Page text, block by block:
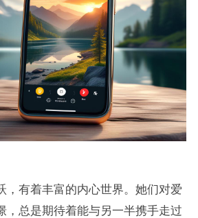
，有着丰富的内心世界。她们对爱
，总是期待着能与另一半携手走过